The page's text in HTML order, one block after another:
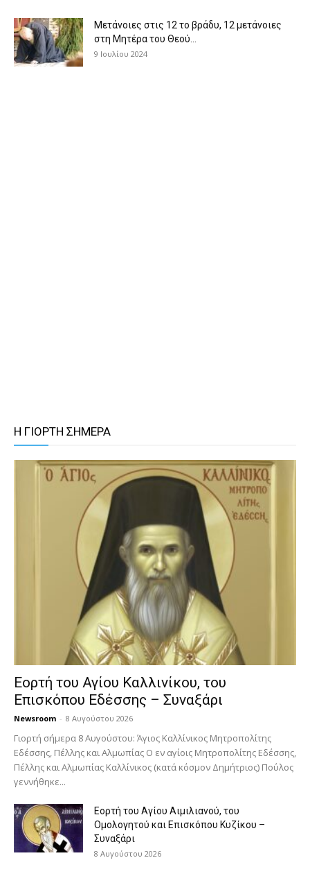
Μετάνοιες στις 12 το βράδυ, 12 μετάνοιες
στη Μητέρα του Θεού...
9 Ιουλίου 2024
Η ΓΙΟΡΤΗ ΣΗΜΕΡΑ
Εορτή του Αγίου Καλλινίκου, του
Επισκόπου Εδέσσης – Συναξάρι
Newsroom - 8 Αυγούστου 2026
Γιορτή σήμερα 8 Αυγούστου: Άγιος Καλλίνικος Μητροπολίτης
Εδέσσης, Πέλλης και Αλμωπίας Ο εν αγίοις Μητροπολίτης Εδέσσης,
Πέλλης και Αλμωπίας Καλλίνικος (κατά κόσμον Δημήτριος) Πούλος
γεννήθηκε...
Εορτή του Αγίου Αιμιλιανού, του
Ομολογητού και Επισκόπου Κυζίκου –
Συναξάρι
8 Αυγούστου 2026